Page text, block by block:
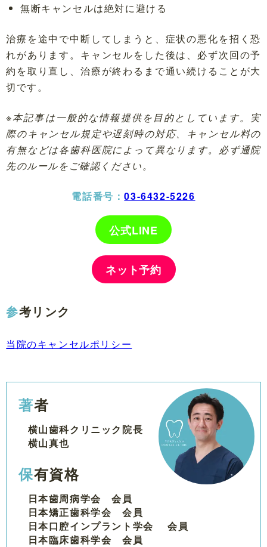
無断キャンセルは絶対に避ける
治療を途中で中断してしまうと、症状の悪化を招く恐
れがあります。キャンセルをした後は、必ず次回の予
約を取り直し、治療が終わるまで通い続けることが大
切です。
※本記事は一般的な情報提供を目的としています。実
際のキャンセル規定や遅刻時の対応、キャンセル料の
有無などは各歯科医院によって異なります。必ず通院
先のルールをご確認ください。
電話番号：03-6432-5226
公式LINE
ネット予約
参考リンク
当院のキャンセルポリシー
著者
横山歯科クリニック院長
横山真也
保有資格
日本歯周病学会 会員
日本矯正歯科学会 会員
日本口腔インプラント学会 会員
日本臨床歯科学会 会員